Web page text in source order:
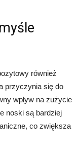
również
przyczynia się do
wpływ na zużycie
noski są bardziej
co zwiększa